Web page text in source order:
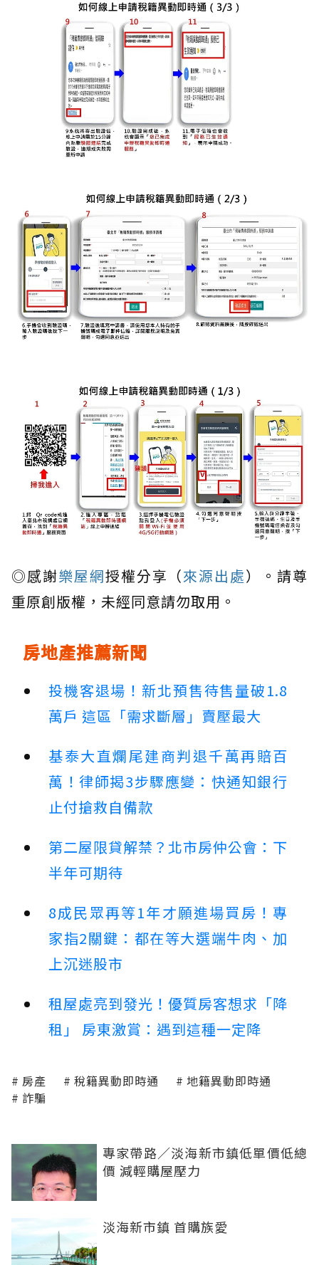
◎感謝樂屋網授權分享（來源出處）。請尊
重原創版權，未經同意請勿取用。
房地產推薦新聞
投機客退場！新北預售待售量破1.8
萬戶 這區「需求斷層」賣壓最大
基泰大直爛尾建商判退千萬再賠百
萬！律師揭3步驟應變：快通知銀行
止付搶救自備款
第二屋限貸解禁？北市房仲公會：下
半年可期待
8成民眾再等1年才願進場買房！專
家指2關鍵：都在等大選端牛肉、加
上沉迷股市
租屋處亮到發光！優質房客想求「降
租」 房東激賞：遇到這種一定降
房產 稅籍異動即時通
地籍異動即時通
詐騙
專家帶路／淡海新市鎮低單價低總
價 減輕購屋壓力
淡海新市鎮 首購族愛